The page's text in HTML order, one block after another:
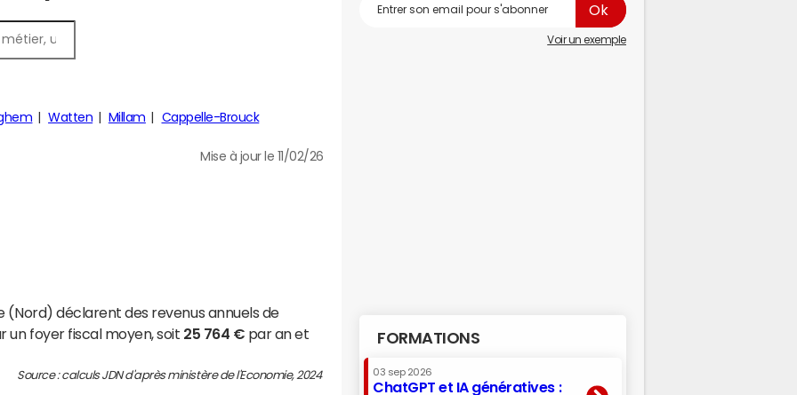
Watten Millam Cappelle-Brouck
Mise à jour le 11/02/26
(Nord) déclarent des revenus annuels de
un foyer fiscal moyen, soit 25 764 € par an et
Source : calculs JDN d'après ministère de l'Economie, 2024
Voir un exemple
FORMATIONS
03 sep 2026
ChatGPT et IA génératives :